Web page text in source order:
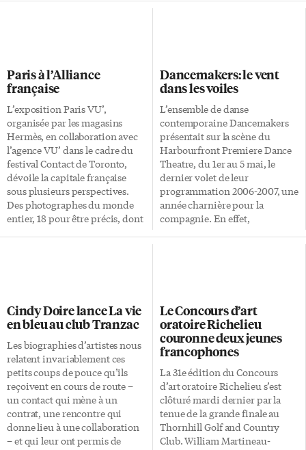
L’initiative du vice-président
pour les régions, Louis Lalande,
et de son représentant pour
l’Ontario, Benoit Quenneville,
annoncée la semaine dernière,
veut favoriser une plus grande
proximité avec les
téléspectateurs. Aucune perte
d’emploi […]
défi de notre génération. En
informant les élèves et en les
incitant à agir sur les enjeux
environnementaux et le
changement climatique,
l’Ontario est gagnant sur deux
plans. Nous écoles seront plus
saines et nos collectivités plus
écologiques, et nous formerons
les leaders et les innovateurs […]
Paris à l’Alliance
française
L’exposition Paris VU’,
organisée par les magasins
Hermès, en collaboration avec
l’agence VU’ dans le cadre du
festival Contact de Toronto,
dévoile la capitale française
sous plusieurs perspectives.
Des photographes du monde
entier, 18 pour être précis, dont
recherche du «non-cliché», de
la ville de tous les jours, celle
des Parisiens. Le fait même que
beaucoup de ces photographes
ne soient pas parisiens, apporte
une touche d’innocence dans la
vision exploratrice du Paris […]
Dancemakers: le vent
dans les voiles
L’ensemble de danse
contemporaine Dancemakers
présentait sur la scène du
Harbourfront Premiere Dance
Theatre, du 1er au 5 mai, le
dernier volet de leur
programmation 2006-2007, une
année charnière pour la
compagnie. En effet,
Serge Bennathan qui, après 16
années prolifiques au sein de la
compagnie, choisissait de se
retirer. Ce dernier spectacle de
la saison était donc l’occasion
pour Michael Trent d’apposer
sa signature sur une première
année au sein de la compagnie.
[…]
Cindy Doire lance La vie
en bleu au club Tranzac
Les biographies d’artistes nous
relatent invariablement ces
petits coups de pouce qu’ils
reçoivent en cours de route –
un contact qui mène à un
contrat, une rencontre qui
donne lieu à une collaboration
– et qui leur ont permis de
Le Concours d’art
oratoire Richelieu
couronne deux jeunes
francophones
La 31e édition du Concours
d’art oratoire Richelieu s’est
clôturé mardi dernier par la
tenue de la grande finale au
Thornhill Golf and Country
Club. William Martineau-